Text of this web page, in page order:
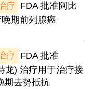
疗
FDA 批准阿比
期前列腺癌
疗
FDA 批准
龙) 治疗用于治疗接
期去势抵抗